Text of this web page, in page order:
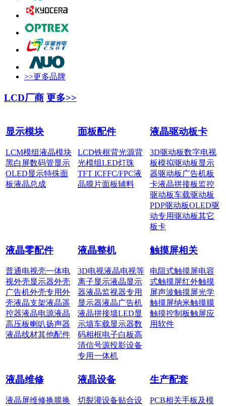
>>更多品牌
LCD厂商 更多>>
显示模块
LCM模组液晶模块
黑白屏数码管显示
OLED显示特殊面
板液晶总成
面板配件
LCD铁框背光源背
光模组LED灯珠
TFT ICFFC/FPC液
晶膜片面板辅料
液晶驱动板卡
3D驱动板数字电视
板模拟驱动板 显示
器驱动板广告机板
卡液晶拼接板监控
驱动板车载驱动板
PDP驱动板OLED驱
动专用驱动板其它
板卡
液晶零配件
普通电视壳一体电
视外壳显示器外壳
广告机外壳专用外
壳液晶支架液晶遥
控器液晶电源液晶
高压板喇叭扬声器
液晶线材其他配件
液晶整机
3D电视液晶电视等
离子显示液晶显示
器液晶监视器专用
显示器液晶广告机
液晶拼接墙LED显
示墙车载显示器数
码相框电子白板高
清信号源投影设备
专用一体机
触摸屏相关
电阻式触摸屏电容
式触摸屏红外触摸
屏声波触摸屏光学
触摸屏纳米触摸膜
触摸控制板触屏应
用软件
液晶维修
液晶屏维修换膜换
液晶设备
切裂灌设备贴合设
生产配套
PCB相关手板及模